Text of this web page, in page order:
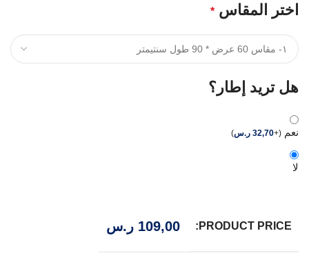
اختر المقاس *
هل تريد إطار؟
نعم (
+
32,70 ر.س)
لا
PRODUCT PRICE:
109,00 ر.س